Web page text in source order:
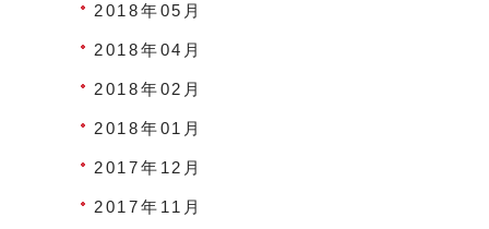
2018年05月
2018年04月
2018年02月
2018年01月
2017年12月
2017年11月